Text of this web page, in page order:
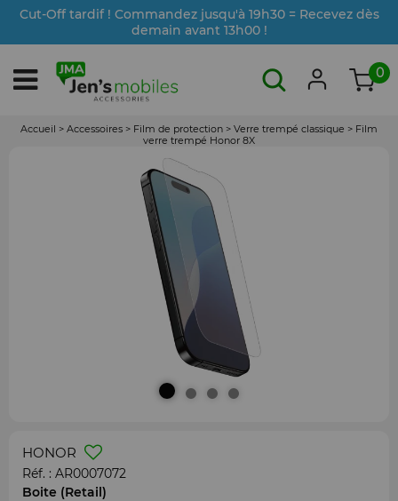
Cut-Off tardif ! Commandez jusqu'à 19h30 = Recevez dès
demain avant 13h00 !
0
Accueil > Accessoires > Film de protection > Verre trempé classique > Film
verre trempé Honor 8X
HONOR
Réf. : AR0007072
Boite (Retail)